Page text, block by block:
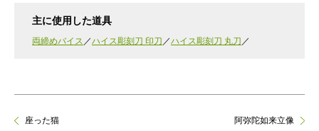
主に使用した道具
両締めバイス ハイス彫刻刀 印刀 ハイス彫刻刀 丸刀
座った猫 阿弥陀如来立像